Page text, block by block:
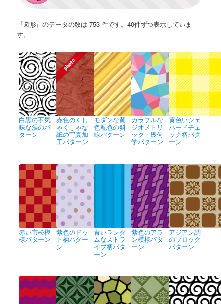
『図形』のデータの数は 753 件です。40件ずつ表示していま
す。
白黒の不気
味な渦のパ
ターン
赤色のくし
ゃくしゃな
紙の写真加
工パターン
モダンな黄
色配色の斜
線パターン
カラフルな
ジオメトリ
ック・幾何
学パターン
黄色いシェ
パードチェ
ック柄パタ
ーン
赤い市松模
様パターン
紫色のドッ
ト柄パター
ン
青いランダ
ムなストラ
イプ柄パタ
ーン
紫色のアラ
ン模様パタ
ーン
アジアン調
のブロック
パターン